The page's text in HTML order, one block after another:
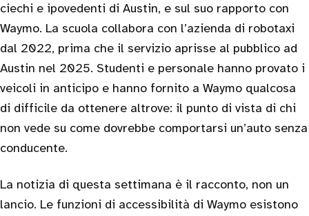
ciechi e ipovedenti di Austin, e sul suo rapporto con
Waymo. La scuola collabora con l’azienda di robotaxi
dal 2022, prima che il servizio aprisse al pubblico ad
Austin nel 2025. Studenti e personale hanno provato i
veicoli in anticipo e hanno fornito a Waymo qualcosa
di difficile da ottenere altrove: il punto di vista di chi
non vede su come dovrebbe comportarsi un’auto senza
conducente.
La notizia di questa settimana è il racconto, non un
lancio. Le funzioni di accessibilità di Waymo esistono